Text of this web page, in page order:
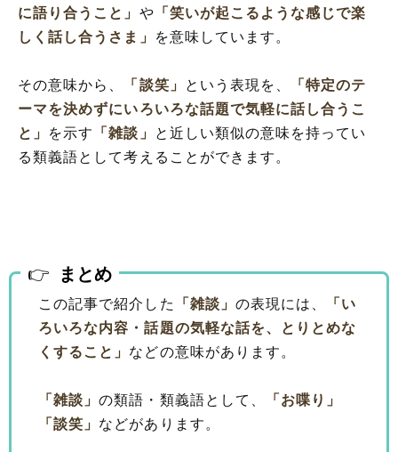
に語り合うこと」 や 「笑いが起こるような感じで楽
しく話し合うさま」
を意味しています。
その意味から、 「談笑」 という表現を、
「特定のテ
ーマを決めずにいろいろな話題で気軽に話し合うこ
と」
を示す 「雑談」
と近しい類似の意味を持ってい
る類義語として考えることができます。
まとめ
この記事で紹介した 「雑談」 の表現には、
「い
ろいろな内容・話題の気軽な話を、とりとめな
くすること」 などの意味があります。
「雑談」の類語・類義語として、
「お喋り」
「談笑」 などがあります。